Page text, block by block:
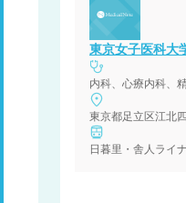
東京女子医科大
内科、心療内科、
東京都足立区江北
日暮里・舎人ライ